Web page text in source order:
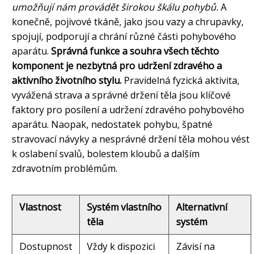
umožňují nám provádět širokou škálu pohybů.A
konečně, pojivové tkáně, jako jsou vazy a chrupavky,
spojují, podporují a chrání různé části pohybového
aparátu. Správná funkce a souhra všech těchto
komponent je nezbytná pro udržení zdravého a
aktivního životního stylu. Pravidelná fyzická aktivita,
vyvážená strava a správné držení těla jsou klíčové
faktory pro posílení a udržení zdravého pohybového
aparátu. Naopak, nedostatek pohybu, špatné
stravovací návyky a nesprávné držení těla mohou vést
k oslabení svalů, bolestem kloubů a dalším
zdravotním problémům.
Vlastnost
Systém vlastního
těla
Alternativní
systém
Dostupnost
Vždy k dispozici
Závisí na